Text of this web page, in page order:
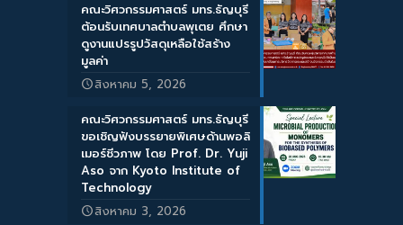
คณะวิศวกรรมศาสตร์ มทร.ธัญบุรี
ต้อนรับเทศบาลตำบลพุเตย ศึกษา
ดูงานแปรรูปวัสดุเหลือใช้สร้าง
มูลค่า
สิงหาคม 5, 2026
คณะวิศวกรรมศาสตร์ มทร.ธัญบุรี
ขอเชิญฟังบรรยายพิเศษด้านพอลิ
เมอร์ชีวภาพ โดย Prof. Dr. Yuji
Aso จาก Kyoto Institute of
Technology
สิงหาคม 3, 2026